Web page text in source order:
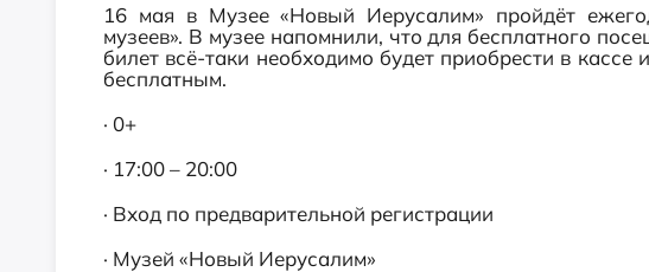
16 мая в Музее «Новый Иерусалим» пройдёт
музеев». В музее напомнили, что для бесплатного
билет всё-таки необходимо будет приобрести в кассе
бесплатным.
· 0+
· 17:00 – 20:00
· Вход по предварительной регистрации
· Музей «Новый Иерусалим»